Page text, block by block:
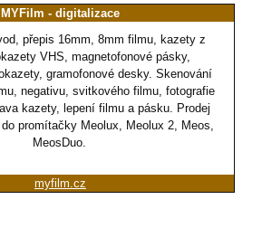
MYFilm - digitalizace
přepis 16mm, 8mm filmu, kazety z
VHS, magnetofonové pásky,
gramofonové desky. Skenování
negativu, svitkového filmu, fotografie
kazety, lepení filmu a pásku. Prodej
promítačky Meolux, Meolux 2, Meos,
MeosDuo.
myfilm.cz